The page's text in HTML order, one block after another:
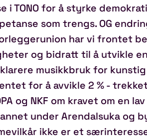
i TONO for å styrke
som trengs. OG
har vi frontet
og bidratt til å utvikle
musikkbruk for
for å avvikle 2 % ‑
og NKF om kravet om en
under Arendalsuka og
ikke er et